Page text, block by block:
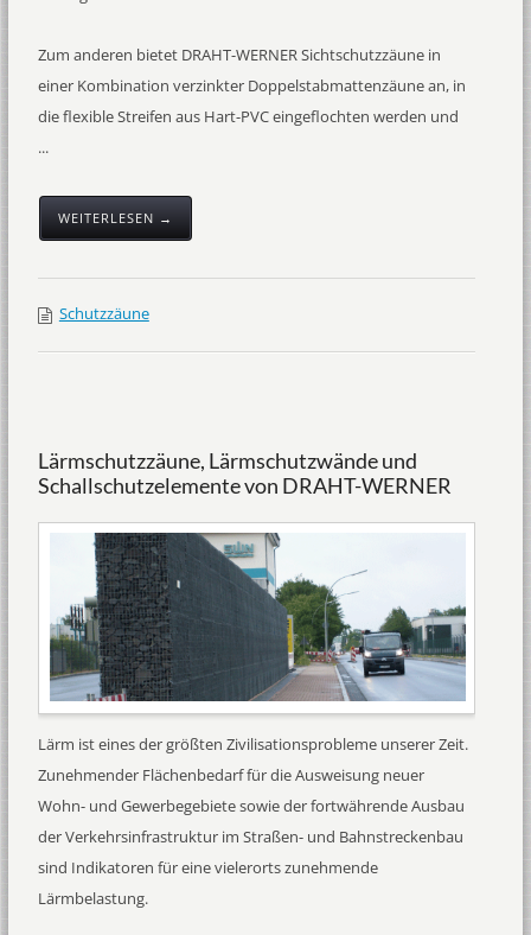
Zum anderen bietet DRAHT-WERNER Sichtschutzzäune in
einer Kombination verzinkter Doppelstabmattenzäune an, in
die flexible Streifen aus Hart-PVC eingeflochten werden und
...
WEITERLESEN →
Schutzzäune
Lärmschutzzäune, Lärmschutzwände und
Schallschutzelemente von DRAHT-WERNER
Lärm ist eines der größten Zivilisationsprobleme unserer Zeit.
Zunehmender Flächenbedarf für die Ausweisung neuer
Wohn- und Gewerbegebiete sowie der fortwährende Ausbau
der Verkehrsinfrastruktur im Straßen- und Bahnstreckenbau
sind Indikatoren für eine vielerorts zunehmende
Lärmbelastung.